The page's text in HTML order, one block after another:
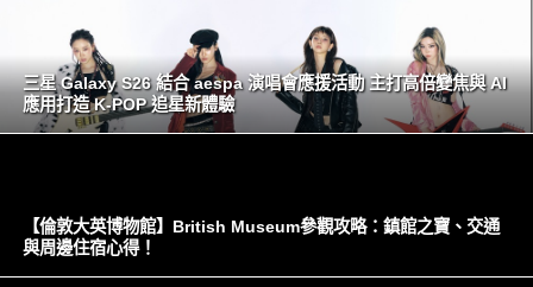
三星 Galaxy S26 結合 aespa 演唱會應援活動 主打高倍變焦與 AI
應用打造 K-POP 追星新體驗
【倫敦大英博物館】British Museum參觀攻略：鎮館之寶、交通
與周邊住宿心得！